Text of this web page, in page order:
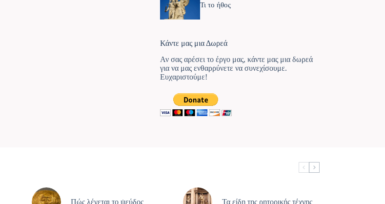
Τι το ήθος
Κάντε μας μια Δωρεά
Αν σας αρέσει το έργο μας, κάντε μας μια δωρεά
για να μας ενθαρρύνετε να συνεχίσουμε.
Ευχαριστούμε!
Πώς λέγεται το ψεύδος Τα είδη της ρητορικής τέχνης